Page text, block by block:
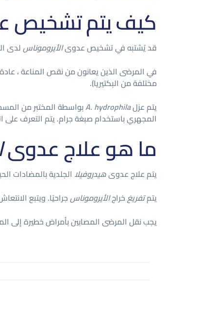
كيف يتم تشخيص
قد يُشتبه في تشخيص عدوىالأيروموناسلدى
في المرضى الذين يعانون من نقص المناعة ،
مختلفة من البكتيريا).
يتم عزلA. hydrophilaبواسطة المختبر من
المجهري باستخدام صبغة جرام. يتم التعرف
ما هو علاج عدوى
يتم علاج عدوىهيدروفيلا الجلدية بالمضادات
يتمتفريغخراجالأيروموناسجراحيًا. ويتبع
يجب نقل المرضى المصابين بأمراض خطيرة إلى